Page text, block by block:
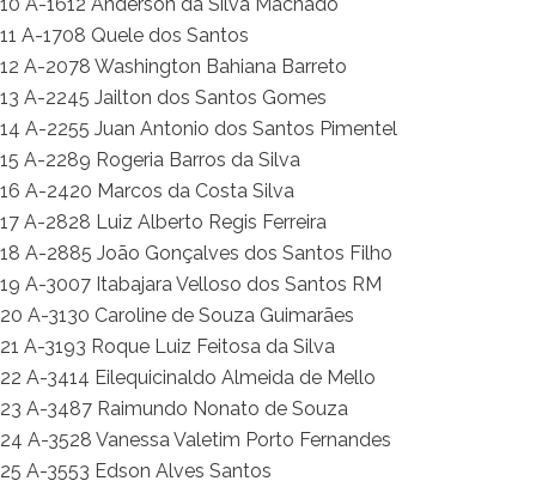
11 A-1708 Quele dos Santos
12 A-2078 Washington Bahiana Barreto
13 A-2245 Jailton dos Santos Gomes
14 A-2255 Juan Antonio dos Santos Pimentel
15 A-2289 Rogeria Barros da Silva
16 A-2420 Marcos da Costa Silva
17 A-2828 Luiz Alberto Regis Ferreira
18 A-2885 João Gonçalves dos Santos Filho
19 A-3007 Itabajara Velloso dos Santos RM
20 A-3130 Caroline de Souza Guimarães
21 A-3193 Roque Luiz Feitosa da Silva
22 A-3414 Eilequicinaldo Almeida de Mello
23 A-3487 Raimundo Nonato de Souza
24 A-3528 Vanessa Valetim Porto Fernandes
25 A-3553 Edson Alves Santos